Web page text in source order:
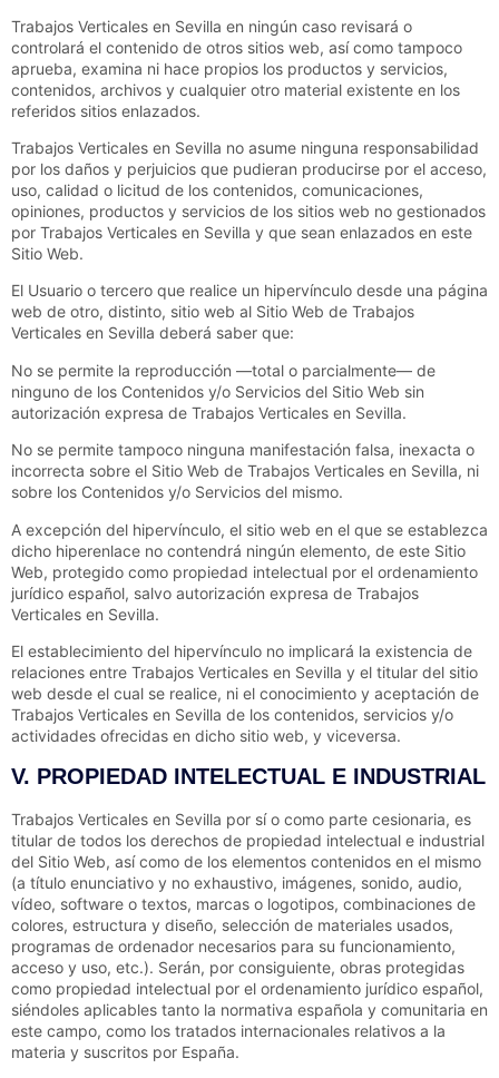
Trabajos Verticales en Sevilla en ningún caso revisará o
controlará el contenido de otros sitios web, así como tampoco
aprueba, examina ni hace propios los productos y servicios,
contenidos, archivos y cualquier otro material existente en los
referidos sitios enlazados.
Trabajos Verticales en Sevilla no asume ninguna responsabilidad
por los daños y perjuicios que pudieran producirse por el acceso,
uso, calidad o licitud de los contenidos, comunicaciones,
opiniones, productos y servicios de los sitios web no gestionados
por Trabajos Verticales en Sevilla y que sean enlazados en este
Sitio Web.
El Usuario o tercero que realice un hipervínculo desde una página
web de otro, distinto, sitio web al Sitio Web de Trabajos
Verticales en Sevilla deberá saber que:
No se permite la reproducción —total o parcialmente— de
ninguno de los Contenidos y/o Servicios del Sitio Web sin
autorización expresa de Trabajos Verticales en Sevilla.
No se permite tampoco ninguna manifestación falsa, inexacta o
incorrecta sobre el Sitio Web de Trabajos Verticales en Sevilla, ni
sobre los Contenidos y/o Servicios del mismo.
A excepción del hipervínculo, el sitio web en el que se establezca
dicho hiperenlace no contendrá ningún elemento, de este Sitio
Web, protegido como propiedad intelectual por el ordenamiento
jurídico español, salvo autorización expresa de Trabajos
Verticales en Sevilla.
El establecimiento del hipervínculo no implicará la existencia de
relaciones entre Trabajos Verticales en Sevilla y el titular del sitio
web desde el cual se realice, ni el conocimiento y aceptación de
Trabajos Verticales en Sevilla de los contenidos, servicios y/o
actividades ofrecidas en dicho sitio web, y viceversa.
V. PROPIEDAD INTELECTUAL E INDUSTRIAL
Trabajos Verticales en Sevilla por sí o como parte cesionaria, es
titular de todos los derechos de propiedad intelectual e industrial
del Sitio Web, así como de los elementos contenidos en el mismo
(a título enunciativo y no exhaustivo, imágenes, sonido, audio,
vídeo, software o textos, marcas o logotipos, combinaciones de
colores, estructura y diseño, selección de materiales usados,
programas de ordenador necesarios para su funcionamiento,
acceso y uso, etc.). Serán, por consiguiente, obras protegidas
como propiedad intelectual por el ordenamiento jurídico español,
siéndoles aplicables tanto la normativa española y comunitaria en
este campo, como los tratados internacionales relativos a la
materia y suscritos por España.